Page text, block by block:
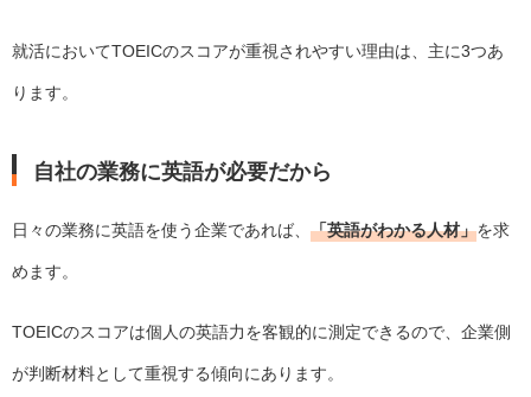
就活においてTOEICのスコアが重視されやすい理由は、主に3つあ
ります。
自社の業務に英語が必要だから
日々の業務に英語を使う企業であれば、 「英語がわかる人材」を求
めます。
TOEICのスコアは個人の英語力を客観的に測定できるので、企業側
が判断材料として重視する傾向にあります。